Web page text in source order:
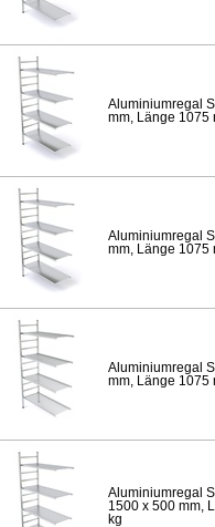
Aluminiumregal
mm, Länge 1075
Aluminiumregal
mm, Länge 1075
Aluminiumregal
mm, Länge 1075
Aluminiumregal
1500 x 500 mm,
kg